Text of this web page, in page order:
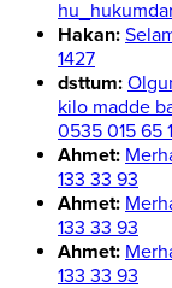
Hakan:
1427
dsttum:
kilo madde
0535 015 65
Ahmet:
133 33 93
Ahmet:
133 33 93
Ahmet:
133 33 93